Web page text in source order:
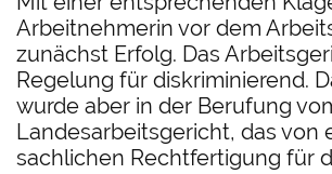
Arbeitnehmerin vor dem
zunächst Erfolg. Das
Regelung für diskriminierend.
wurde aber in der Berufung
Landesarbeitsgericht, das von
sachlichen Rechtfertigung für